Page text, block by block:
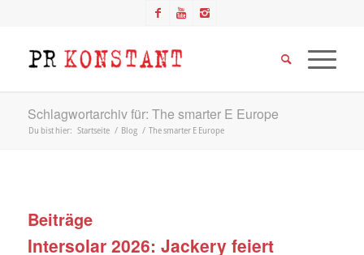
Schlagwortarchiv für: The smarter E Europe
Du bist hier: Startseite / Blog / The smarter E Europe
Beiträge
Intersolar 2026: Jackery feiert